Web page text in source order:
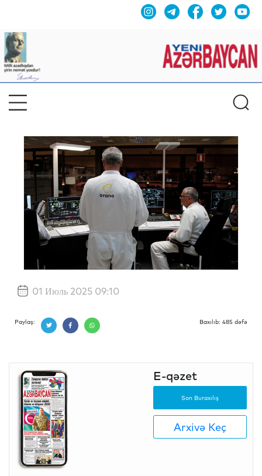
01 Июль 2025 09:10
Paylaş: Baxılıb: 485 dəfə
E-qəzet
Son Buraxılış
Arxivə Keç